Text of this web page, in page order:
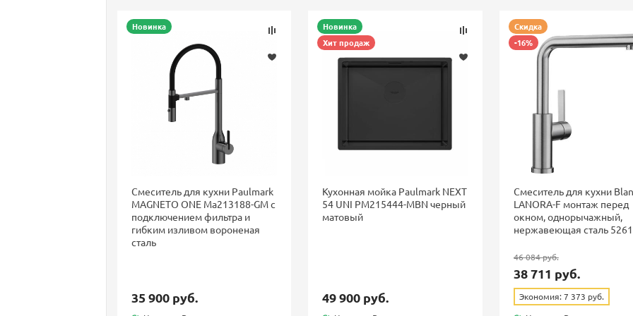
Новинка
Смеситель для кухни Paulmark
MAGNETO ONE Ma213188-GM с
подключением фильтра и
гибким изливом вороненая
сталь
35 900 руб.
Новинка
Хит продаж
Кухонная мойка Paulmark NEXT
54 UNI PM215444-MBN черный
матовый
49 900 руб.
Скидка
-16%
Смеситель для кухни
LANORA-F монтаж перед
окном, однорычажный,
нержавеющая сталь
46 084 руб.
38 711 руб.
Экономия: 7 373 руб.